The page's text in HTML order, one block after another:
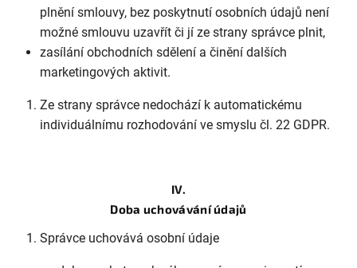
plnění smlouvy, bez poskytnutí osobních údajů není
možné smlouvu uzavřít či jí ze strany správce plnit,
zasílání obchodních sdělení a činění dalších
marketingových aktivit.
Ze strany správce nedochází k automatickému
individuálnímu rozhodování ve smyslu čl. 22 GDPR.
IV.
Doba uchovávání údajů
Správce uchovává osobní údaje